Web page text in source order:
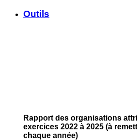
Outils
Rapport des organisations
exercices 2022 à 2025 (à
chaque année)